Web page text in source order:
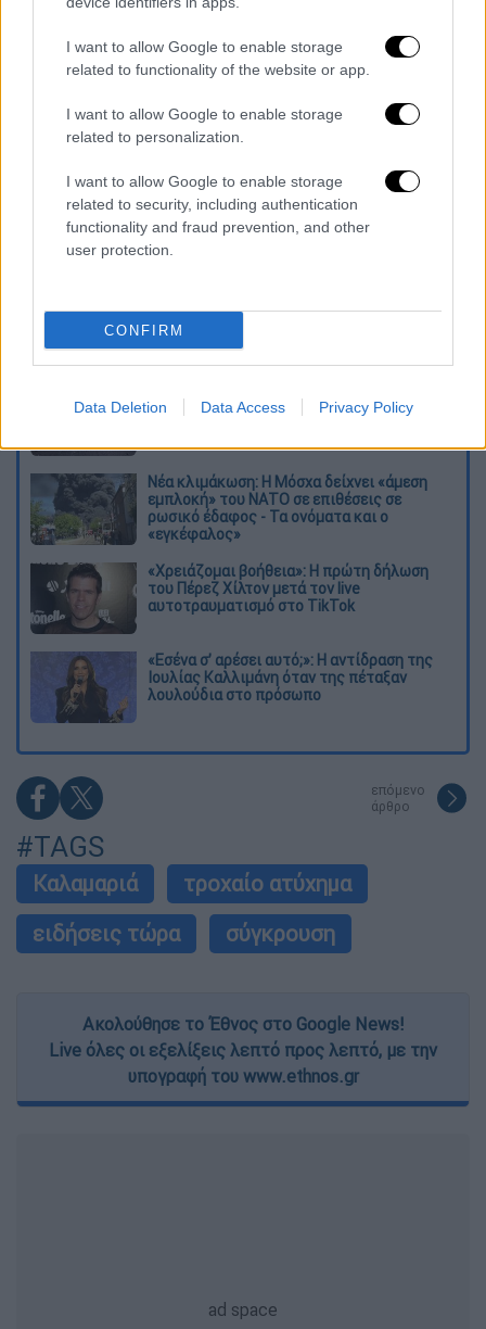
I want to allow Google to enable storage
related to functionality of the website or app.
I want to allow Google to enable storage
related to personalization.
I want to allow Google to enable storage
related to security, including authentication
functionality and fraud prevention, and other
user protection.
CONFIRM
Data Deletion Data Access Privacy Policy
Tροχαίο ατύχημα στην Καλαμαριά
Διαβάστε ακόμη
Σέρρες που σκοτώθηκαν μητέρα και γιος:
Νέα κλιμάκωση: Η Μόσχα δείχνει «άμεση
εμπλοκή» του ΝΑΤΟ σε επιθέσεις σε
ρωσικό έδαφος - Τα ονόματα και ο
«εγκέφαλος»
«Χρειάζομαι βοήθεια»: Η πρώτη δήλωση
του Πέρεζ Χίλτον μετά τον live
αυτοτραυματισμό στο TikTok
«Εσένα σ’ αρέσει αυτό;»: Η αντίδραση της
Ιουλίας Καλλιμάνη όταν της πέταξαν
λουλούδια στο πρόσωπο
επόμενο
άρθρο
#TAGS
Καλαμαριά
τροχαίο ατύχημα
ειδήσεις τώρα
σύγκρουση
Ακολούθησε το Έθνος στο Google News!
Live όλες οι εξελίξεις λεπτό προς λεπτό, με την
υπογραφή του www.ethnos.gr